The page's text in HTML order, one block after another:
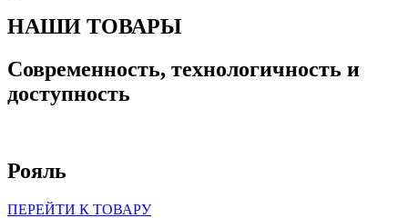
НАШИ ТОВАРЫ
Современность, технологичность и
доступность
Рояль
ПЕРЕЙТИ К ТОВАРУ